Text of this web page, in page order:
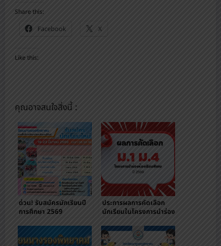
Share this:
Facebook
X
Like this:
คุณอาจสนใจสิ่งนี้ :
ด่วน! รับสมัครนักเรียนปี
การศึกษา 2569
ประการผลการคัดเลือก
นักเรียนในโครงการนำร่อง
การศึกษา 2569